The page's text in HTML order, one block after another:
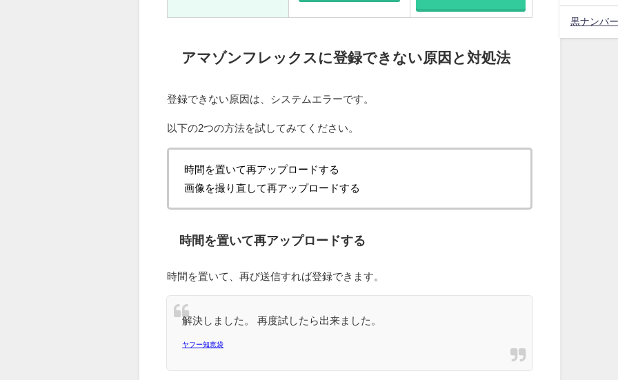
アマゾンフレックスに登録できない原因と対処法
登録できない原因は、システムエラーです。
以下の2つの方法を試してみてください。
時間を置いて再アップロードする
画像を撮り直して再アップロードする
時間を置いて再アップロードする
時間を置いて、再び送信すれば登録できます。
解決しました。 再度試したら出来ました。
ヤフー知恵袋
黒ナンバー